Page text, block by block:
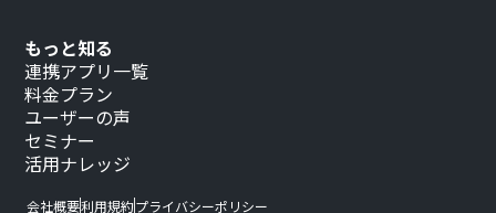
もっと知る
連携アプリ一覧
料金プラン
ユーザーの声
セミナー
活用ナレッジ
会社概要利用規約プライバシーポリシー